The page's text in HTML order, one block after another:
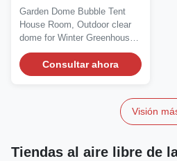
transparentes
Protección contra
interferencias de RF Alta
eficiencia
Garden Dome Bubble Tent
House Room, Outdoor clear
dome for Winter Greenhouse
Camping Tent for...
Consultar ahora
Visión
Tiendas al aire libre de